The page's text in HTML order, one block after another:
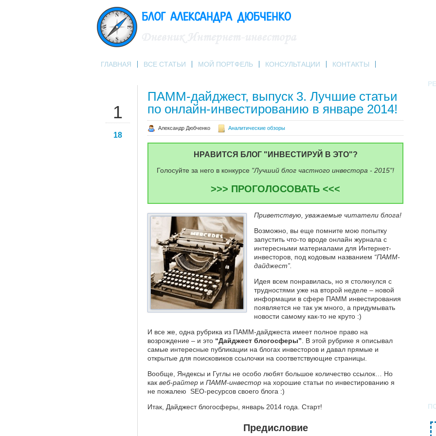
ГЛАВНАЯ ВСЕ СТАТЬИ МОЙ ПОРТФЕЛЬ КОНСУЛЬТАЦИИ КОНТАКТЫ
1
18
ПАММ-дайджест, выпуск 3. Лучшие статьи
по онлайн-инвестированию в январе 2014!
Александр Дюбченко Аналитические обзоры
НРАВИТСЯ БЛОГ "ИНВЕСТИРУЙ В ЭТО"?
Голосуйте за него в конкурсе "Лучший блог частного инвестора - 2015"!
>>> ПРОГОЛОСОВАТЬ <<<
Приветствую, уважаемые читатели блога!
Возможно, вы еще помните мою попытку
запустить что-то вроде онлайн журнала с
интересными материалами для Интернет-
инвесторов, под кодовым названием “ПАММ-
дайджест”.
Идея всем понравилась, но я столкнулся с
трудностями уже на второй неделе – новой
информации в сфере ПАММ инвестирования
появляется не так уж много, а придумывать
новости самому как-то не круто :)
И все же, одна рубрика из ПАММ-дайджеста имеет полное право на
возрождение – и это “Дайджест блогосферы” . В этой рубрике я описывал
самые интересные публикации на блогах инвесторов и давал прямые и
открытые для поисковиков ссылочки на соответствующие страницы.
Вообще, Яндексы и Гуглы не особо любят большое количество ссылок… Но
как веб-райтер и ПАММ-инвестор на хорошие статьи по инвестированию я
не пожалею SEO-ресурсов своего блога :)
Итак, Дайджест блогосферы, январь 2014 года. Старт!
Предисловие